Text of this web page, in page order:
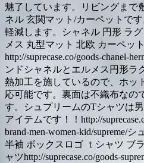
魅了しています。リビングまで
ネル 玄関マット/カーペットで
軽減します。シャネル 円形 ラ
メス 丸型マット 北欧 カーペッ
http://suprecase.co/goods-chanel-
ンドシャネルとエルメス円形ラ
熱加工を施しているので、ホッ
応可能です。裏面は不織布なの
す。シュプリームのTシャツは
アイテムです！！http://
brand-men-women-kid/supreme/
半袖 ボックスロゴ ｔシャツ ブ
ャツhttp://suprecase.co/goods-